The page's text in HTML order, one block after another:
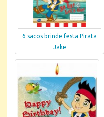
6 sacos brinde festa Pirata
Jake